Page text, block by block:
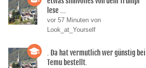
lese ...
vor 57 Minuten von
Look_at_Yourself
. Da hat vermutlich wer günstig bei
Temu bestellt.